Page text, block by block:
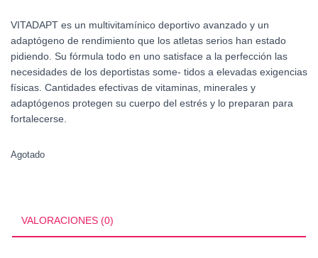
VITADAPT es un multivitamínico deportivo avanzado y un
adaptógeno de rendimiento que los atletas serios han estado
pidiendo. Su fórmula todo en uno satisface a la perfección las
necesidades de los deportistas some- tidos a elevadas exigencias
físicas. Cantidades efectivas de vitaminas, minerales y
adaptógenos protegen su cuerpo del estrés y lo preparan para
fortalecerse.
Agotado
VALORACIONES (0)